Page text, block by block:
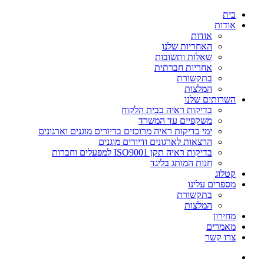
בית
אודות
אודות
האחריות שלנו
שאלות ותשובות
אחריות חברתית
בתקשורת
המלצות
השרותים שלנו
בדיקות ראיה בבית הלקוח
משקפיים עד המשרד
ימי בדיקות ראיה מרוכזים בדיורים מוגנים וארגונים
הרצאות לארגונים ודיורים מוגנים
בדיקות ראיה תקן ISO9001 למפעלים וחברות
חנות המותג בליגד
קטלוג
מספרים עלינו
בתקשורת
המלצות
מחירון
מאמרים
צרו קשר